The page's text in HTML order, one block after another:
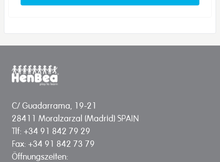
C/ Guadarrama, 19-21
28411 Moralzarzal (Madrid) SPAIN
Tlf: +34 91 842 79 29
Fax: +34 91 842 73 79
Öffnungszeiten: